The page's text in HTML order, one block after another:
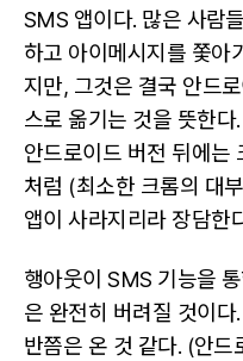
SMS 앱이다. 많은 사람
하고 아이메시지를 쫓아
지만, 그것은 결국 안드
스로 옮기는 것을 뜻한
안드로이드 버전 뒤에는
처럼 (최소한 크롬의 대
앱이 사라지리라 장담한
행아웃이 SMS 기능을
은 완전히 버려질 것이
반쯤은 온 것 같다. (안드